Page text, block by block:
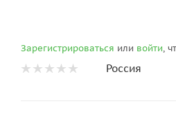
Зарегистрироваться или войти,
Россия